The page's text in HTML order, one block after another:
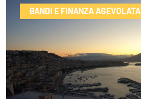
BANDI E FINANZA AGEVOLATA